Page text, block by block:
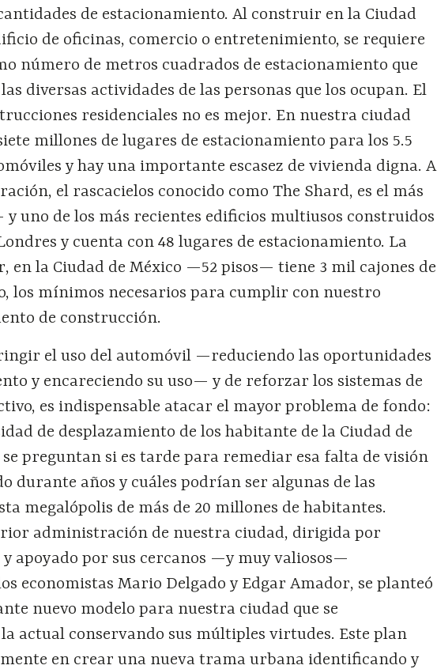
de estacionamiento. Al construir en la Ciudad
de oficinas, comercio o entretenimiento, se requiere
número de metros cuadrados de estacionamiento que
diversas actividades de las personas que los ocupan. El
residenciales no es mejor. En nuestra ciudad
millones de lugares de estacionamiento para los 5.5
y hay una importante escasez de vivienda digna. A
el rascacielos conocido como The Shard, es el más
uno de los más recientes edificios multiusos construidos
y cuenta con 48 lugares de estacionamiento. La
en la Ciudad de México —52 pisos— tiene 3 mil cajones de
los mínimos necesarios para cumplir con nuestro
de construcción.
el uso del automóvil —reduciendo las oportunidades
y encareciendo su uso— y de reforzar los sistemas de
es indispensable atacar el mayor problema de fondo:
de desplazamiento de los habitante de la Ciudad de
se preguntan si es tarde para remediar esa falta de visión
durante años y cuáles podrían ser algunas de las
megalópolis de más de 20 millones de habitantes.
administración de nuestra ciudad, dirigida por
apoyado por sus cercanos —y muy valiosos—
economistas Mario Delgado y Edgar Amador, se planteó
nuevo modelo para nuestra ciudad que se
actual conservando sus múltiples virtudes. Este plan
en crear una nueva trama urbana identificando y